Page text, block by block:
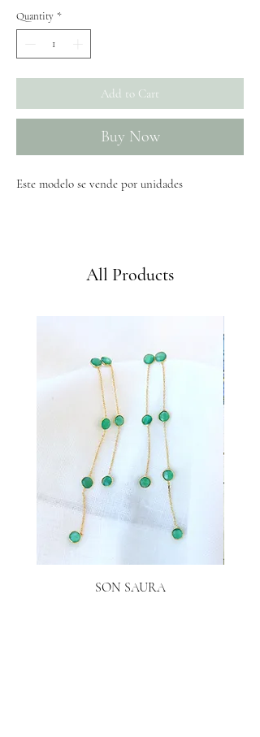
Quantity *
Add to Cart
Buy Now
Este modelo se vende por unidades
All Products
SON SAURA